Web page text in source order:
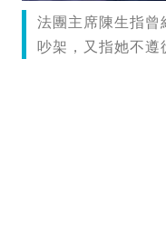
法團主席陳生指曾
吵架，又指她不遵